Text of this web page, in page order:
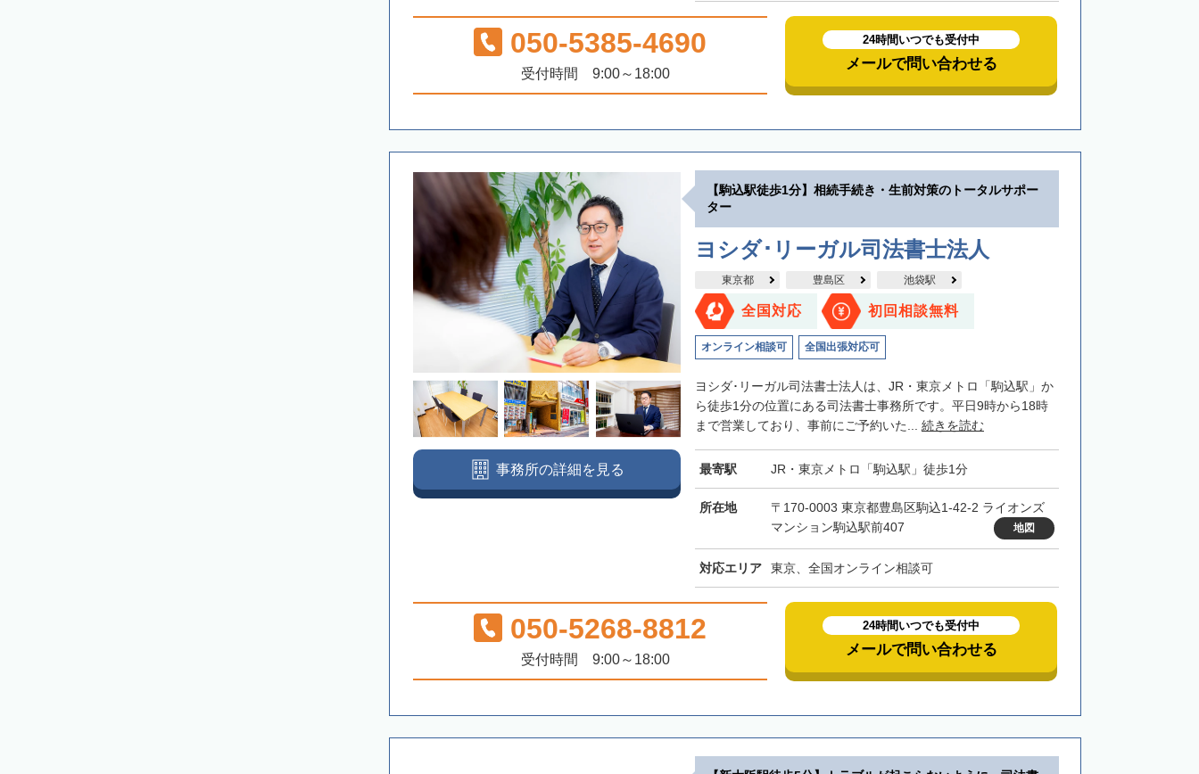
050-5385-4690
受付時間 9:00～18:00
24時間いつでも受付中
メールで問い合わせる
【駒込駅徒歩1分】相続手続き・生前対策のトータルサポー
ター
ヨシダ･リーガル司法書士法人
東京都 豊島区 池袋駅
全国対応 初回相談無料
オンライン相談可 全国出張対応可
ヨシダ･リーガル司法書士法人は、JR・東京メトロ「駒込駅」か
ら徒歩1分の位置にある司法書士事務所です。平日9時から18時
まで営業しており、事前にご予約いた... 続きを読む
最寄駅 JR・東京メトロ「駒込駅」徒歩1分
所在地
〒170-0003 東京都豊島区駒込1-42-2 ライオンズ
マンション駒込駅前407
地図
対応エリア 東京、全国オンライン相談可
事務所の詳細を見る
050-5268-8812
受付時間 9:00～18:00
24時間いつでも受付中
メールで問い合わせる